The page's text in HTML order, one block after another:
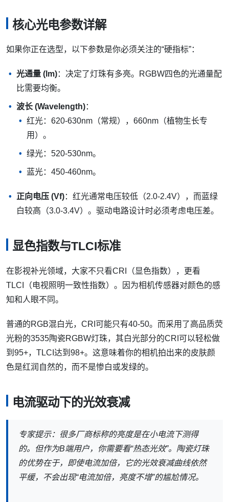
核心光电参数详解
如果你正在选型，以下参数是你必须关注的“硬指标”：
光通量 (lm)：决定了灯珠有多亮。RGBW四色的光通量配
比需要均衡。
波长 (Wavelength)：
红光：620-630nm（常规），660nm（植物生长专
用）。
绿光：520-530nm。
蓝光：450-460nm。
正向电压 (Vf)：红光通常电压较低（2.0-2.4V），而蓝绿
白较高（3.0-3.4V）。驱动电路设计时必须考虑电压差。
显色指数与TLCI标准
在影视补光领域，大家不只看CRI（显色指数），更看
TLCI（电视照明一致性指数）。因为相机传感器对颜色的感
知和人眼不同。
普通的RGB混白光，CRI可能只有40-50。而采用了高品质荧
光粉的3535陶瓷RGBW灯珠，其白光部分的CRI可以轻松做
到95+，TLCI达到98+。这意味着你的相机拍出来的皮肤颜
色是红润自然的，而不是惨白或发绿的。
电流驱动下的光效衰减
专家提示：很多厂商标称的亮度是在小电流下测得
的。但作为B端用户，你需要看“热态光效”。陶瓷灯珠
的优势在于，即使电流加倍，它的光效衰减曲线依然
平缓，不会出现“电流加倍，亮度不增”的尴尬情况。